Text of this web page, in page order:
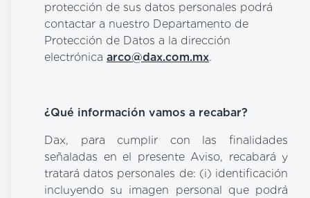
protección de sus datos personales podrá
contactar a nuestro Departamento de
Protección de Datos a la dirección
electrónica arco@dax.com.mx.
¿Qué información vamos a recabar?
Dax, para cumplir con las finalidades
señaladas en el presente Aviso, recabará y
tratará datos personales de: (i) identificación
incluyendo su imagen personal que podrá